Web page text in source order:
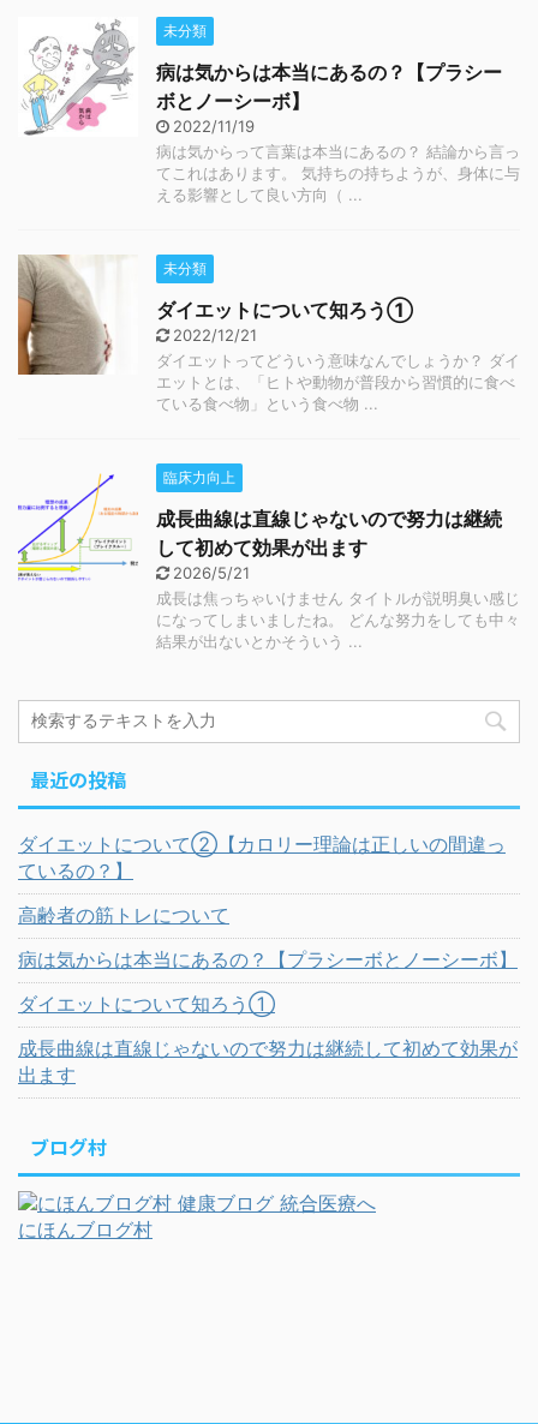
未分類
病は気からは本当にあるの？【プラシー
ボとノーシーボ】
2022/11/19
病は気からって言葉は本当にあるの？ 結論から言っ
てこれはあります。 気持ちの持ちようが、身体に与
える影響として良い方向（ ...
未分類
ダイエットについて知ろう①
2022/12/21
ダイエットってどういう意味なんでしょうか？ ダイ
エットとは、「ヒトや動物が普段から習慣的に食べ
ている食べ物」という食べ物 ...
臨床力向上
成長曲線は直線じゃないので努力は継続
して初めて効果が出ます
2026/5/21
成長は焦っちゃいけません タイトルが説明臭い感じ
になってしまいましたね。 どんな努力をしても中々
結果が出ないとかそういう ...
最近の投稿
ダイエットについて②【カロリー理論は正しいの間違っ
ているの？】
高齢者の筋トレについて
病は気からは本当にあるの？【プラシーボとノーシーボ】
ダイエットについて知ろう①
成長曲線は直線じゃないので努力は継続して初めて効果が
出ます
ブログ村
にほんブログ村